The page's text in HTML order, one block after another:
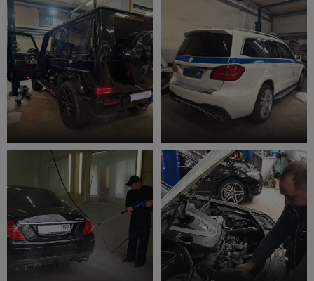
ДВС
Компьютерная диагностика Замена масла АКПП